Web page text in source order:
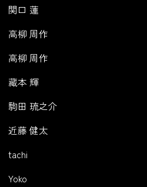
関口 蓮
高柳 周作
高柳 周作
藏本 輝
駒田 琉之介
近藤 健太
tachi
Yoko